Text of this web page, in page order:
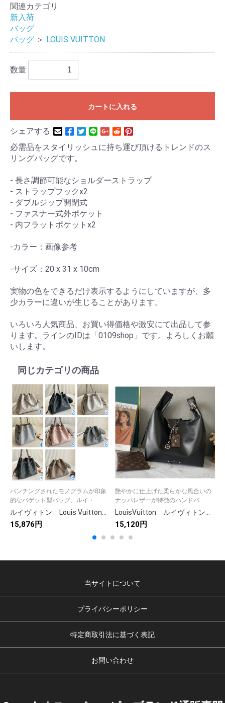
関連カテゴリ
新入荷
バッグ
バッグ ＞ LOUIS VUITTON
数量
カートに入れる
シェアする
必需品をスタイリッシュに持ち運び頂けるトレンドのス
リングバッグです。
- 長さ調節可能なショルダーストラップ
- ストラップフックx2
- ダブルジップ開閉式
- ファスナー式外ポケット
- 内フラットポケットx2
-カラー：画像参考
-サイズ：20 x 31 x 10cm
実物の色をできるだけ表示するようにしていますが、多
少カラーに違いが生じることがあります。
いろいろ人気商品、お買い得価格や激安にて出品して参
ります。ラインのIDは「0109shop」です。よろしくお願
いします。
同じカテゴリの商品
パンチングされたモノグラムが印象
的なバゲット型バッグ、ルイ・...
15,876円
艶やかに仕上げた柔らかな風合いの
ナッパレザーが特徴のハンドバ...
15,120円
当サイトについて
プライバシーポリシー
特定商取引法に基づく表記
お問い合わせ